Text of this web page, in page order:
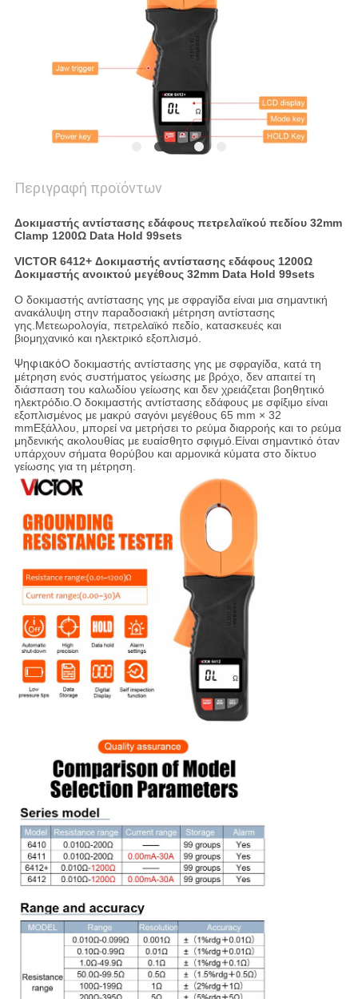
Περιγραφή προϊόντων
Δοκιμαστής αντίστασης εδάφους πετρελαϊκού πεδίου 32mm
Clamp 1200Ω Data Hold 99sets
VICTOR 6412+ Δοκιμαστής αντίστασης εδάφους 1200Ω
Δοκιμαστής ανοικτού μεγέθους 32mm Data Hold 99sets
Ο δοκιμαστής αντίστασης γης με σφραγίδα είναι μια σημαντική
ανακάλυψη στην παραδοσιακή μέτρηση αντίστασης
γης.Μετεωρολογία, πετρελαϊκό πεδίο, κατασκευές και
βιομηχανικό και ηλεκτρικό εξοπλισμό.
ΨηφιακόΟ δοκιμαστής αντίστασης γης με σφραγίδα, κατά τη
μέτρηση ενός συστήματος γείωσης με βρόχο, δεν απαιτεί τη
διάσπαση του καλωδίου γείωσης και δεν χρειάζεται βοηθητικό
ηλεκτρόδιο.Ο δοκιμαστής αντίστασης εδάφους με σφίξιμο είναι
εξοπλισμένος με μακρύ σαγόνι μεγέθους 65 mm × 32
mmΕξάλλου, μπορεί να μετρήσει το ρεύμα διαρροής και το ρεύμα
μηδενικής ακολουθίας με ευαίσθητο σφιγμό.Είναι σημαντικό όταν
υπάρχουν σήματα θορύβου και αρμονικά κύματα στο δίκτυο
γείωσης για τη μέτρηση.